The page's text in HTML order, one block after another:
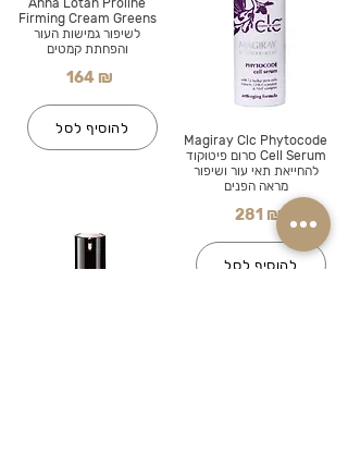
Anna Lotan Proline
Firming Cream Greens
לשיפור גמישות העור
והפחתת קמטים
164 ₪
להוסיף לסל
Magiray Clc Phytocode
Cell Serum סרום פיטוקוד
להחייאת תאי עור ושיפור
מראה הפנים
281 ₪
להוסיף לסל